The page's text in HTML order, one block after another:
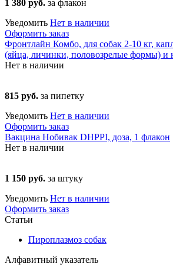
1 380 руб. за флакон
Уведомить Нет в наличии
Оформить заказ
Фронтлайн Комбо, для собак 2-10 кг,
(яйца, личинки, половозрелые формы) и
Нет в наличии
815 руб. за пипетку
Уведомить Нет в наличии
Оформить заказ
Вакцина Нобивак DHPPI, доза, 1 флакон
Нет в наличии
1 150 руб. за штуку
Уведомить Нет в наличии
Оформить заказ
Статьи
Пироплазмоз собак
Алфавитный указатель